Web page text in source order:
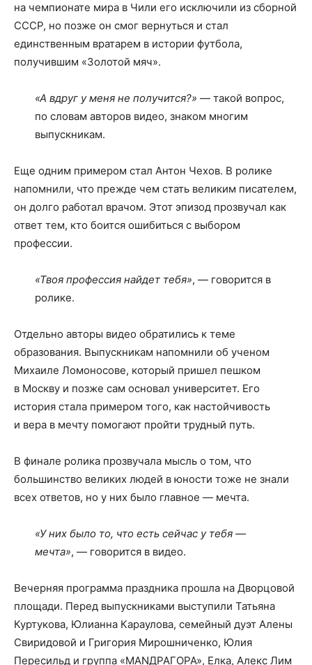
на чемпионате мира в Чили его исключили из сборной
СССР, но позже он смог вернуться и стал
единственным вратарем в истории футбола,
получившим «Золотой мяч».
«А вдруг у меня не получится?» — такой вопрос,
по словам авторов видео, знаком многим
выпускникам.
Еще одним примером стал Антон Чехов. В ролике
напомнили, что прежде чем стать великим писателем,
он долго работал врачом. Этот эпизод прозвучал как
ответ тем, кто боится ошибиться с выбором
профессии.
«Твоя профессия найдет тебя», — говорится в
ролике.
Отдельно авторы видео обратились к теме
образования. Выпускникам напомнили об ученом
Михаиле Ломоносове, который пришел пешком
в Москву и позже сам основал университет. Его
история стала примером того, как настойчивость
и вера в мечту помогают пройти трудный путь.
В финале ролика прозвучала мысль о том, что
большинство великих людей в юности тоже не знали
всех ответов, но у них было главное — мечта.
«У них было то, что есть сейчас у тебя —
мечта», — говорится в видео.
Вечерняя программа праздника прошла на Дворцовой
площади. Перед выпускниками выступили Татьяна
Куртукова, Юлианна Караулова, семейный дуэт Алены
Свиридовой и Григория Мирошниченко, Юлия
Пересильд и группа «МАNДРАГОРА», Елка, Алекс Лим